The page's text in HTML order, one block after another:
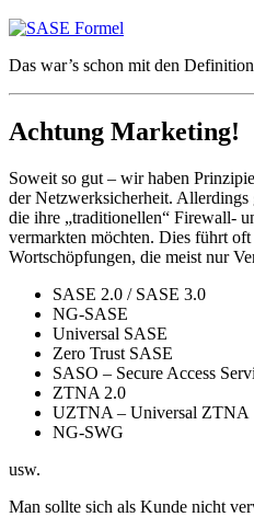
Das war’s schon mit den
Achtung Marketing!
Soweit so gut – wir haben
der Netzwerksicherheit. Allerdings
die ihre „traditionellen“ Firewall-
vermarkten möchten. Dies führt
Wortschöpfungen, die meist nur
SASE 2.0 / SASE 3.0
NG-SASE
Universal SASE
Zero Trust SASE
SASO – Secure Access
ZTNA 2.0
UZTNA – Universal ZTNA
NG-SWG
usw.
Man sollte sich als Kunde nicht